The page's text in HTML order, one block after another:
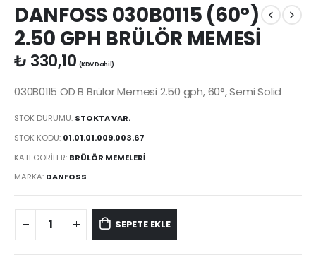
DANFOSS 030B0115 (60°)
2.50 GPH BRÜLÖR MEMESİ
₺ 330,10 (KDV Dahil)
030B0115 OD B Brülör Memesi 2.50 gph, 60°, Semi Solid
STOK DURUMU: STOKTA VAR.
STOK KODU: 01.01.01.009.003.67
KATEGORILER: BRÜLÖR MEMELERİ
MARKA: DANFOSS
SEPETE EKLE